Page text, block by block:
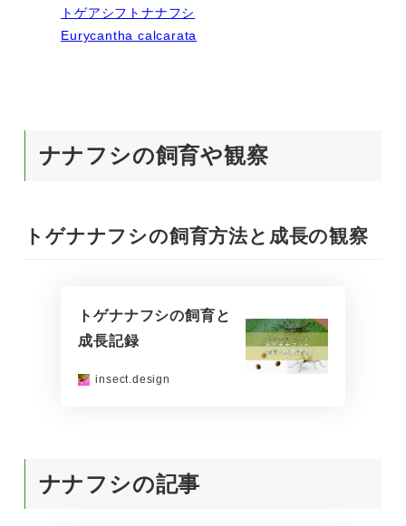
トゲアシフトナナフシ
Eurycantha calcarata
ナナフシの飼育や観察
トゲナナフシの飼育方法と成長の観察
トゲナナフシの飼育と
成長記録
insect.design
ナナフシの記事